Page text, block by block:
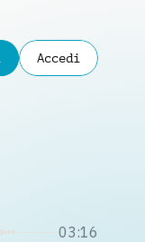
Accedi
03:16